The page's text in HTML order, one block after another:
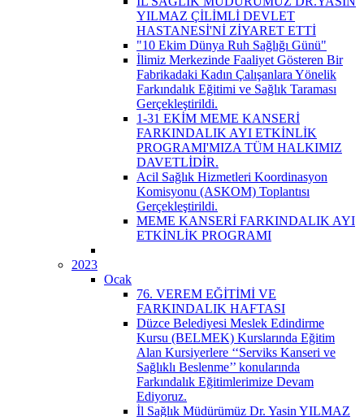
YILMAZ ÇİLİMLİ DEVLET
HASTANESİ'Nİ ZİYARET ETTİ
"10 Ekim Dünya Ruh Sağlığı Günü"
İlimiz Merkezinde Faaliyet Gösteren Bir
Fabrikadaki Kadın Çalışanlara Yönelik
Farkındalık Eğitimi ve Sağlık Taraması
Gerçekleştirildi.
1-31 EKİM MEME KANSERİ
FARKINDALIK AYI ETKİNLİK
PROGRAMI'MIZA TÜM HALKIMIZ
DAVETLİDİR.
Acil Sağlık Hizmetleri Koordinasyon
Komisyonu (ASKOM) Toplantısı
Gerçekleştirildi.
MEME KANSERİ FARKINDALIK AYI
ETKİNLİK PROGRAMI
2023
Ocak
76. VEREM EĞİTİMİ VE
FARKINDALIK HAFTASI
Düzce Belediyesi Meslek Edindirme
Kursu (BELMEK) Kurslarında Eğitim
Alan Kursiyerlere ‘‘Serviks Kanseri ve
Sağlıklı Beslenme’’ konularında
Farkındalık Eğitimlerimize Devam
Ediyoruz.
İl Sağlık Müdürümüz Dr. Yasin YILMAZ